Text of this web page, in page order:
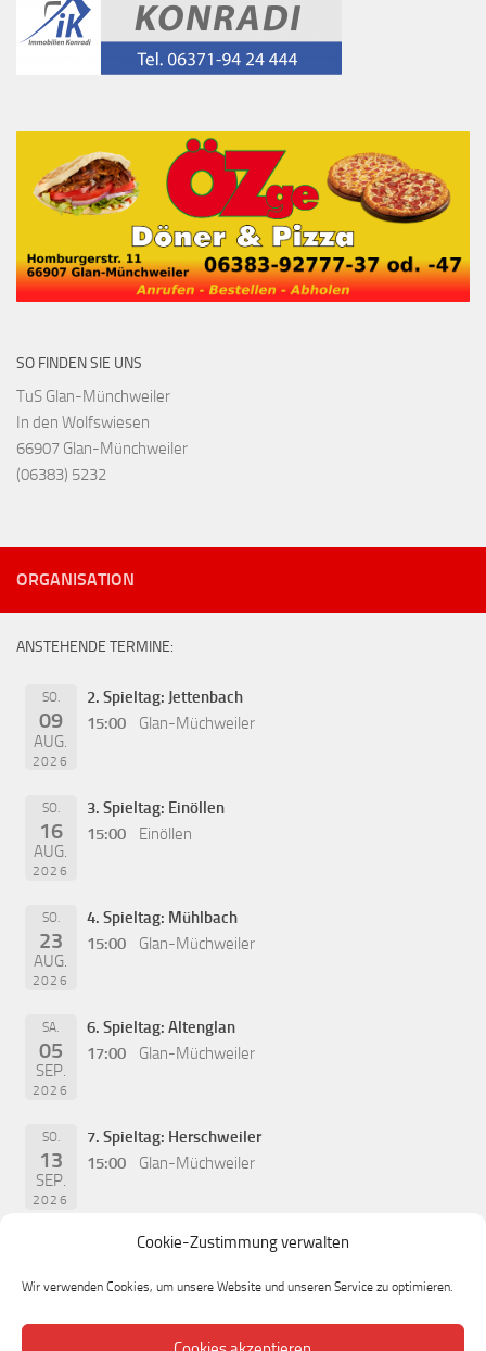
Cookie-Zustimmung verwalten
Wir verwenden Cookies, um unsere Website und unseren Service zu optimieren.
SO FINDEN SIE UNS
TuS Glan-Münchweiler
In den Wolfswiesen
66907 Glan-Münchweiler
(06383) 5232
ORGANISATION
ANSTEHENDE TERMINE:
SO.
09
AUG.
2026
2. Spieltag: Jettenbach
15:00
Glan-Müchweiler
SO.
16
AUG.
2026
3. Spieltag: Einöllen
15:00
Einöllen
SO.
23
AUG.
2026
4. Spieltag: Mühlbach
15:00
Glan-Müchweiler
SA.
05
SEP.
2026
6. Spieltag: Altenglan
17:00
Glan-Müchweiler
SO.
13
SEP.
2026
7. Spieltag: Herschweiler
15:00
Glan-Müchweiler